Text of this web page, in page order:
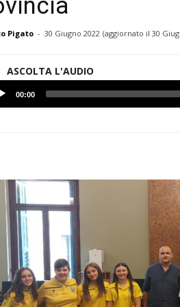
Pigato - 30 Giugno 2022 (aggiornato il 30
ASCOLTA L'AUDIO
00:00